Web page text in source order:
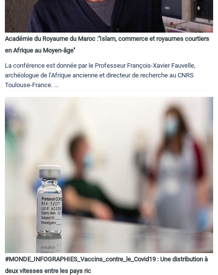
Académie du Royaume du Maroc :''Islam, commerce et royaumes courtiers
en Afrique au Moyen-âge''
La conférence est donnée par le Professeur François-Xavier Fauvelle,
archéologue de l’Afrique ancienne et directeur de recherche au CNRS
Toulouse-France. ...
#MONDE_INFOGRAPHIES_Vaccins_contre_le_Covid19 : Une distribution à
deux vitesses entre les pays ric